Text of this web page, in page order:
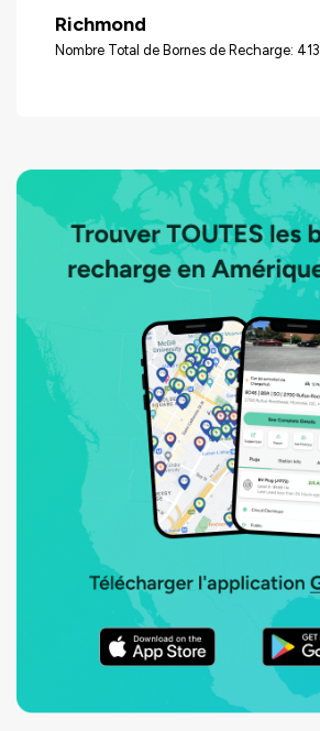
Richmond
Nombre Total de Bornes de Recharge: 413